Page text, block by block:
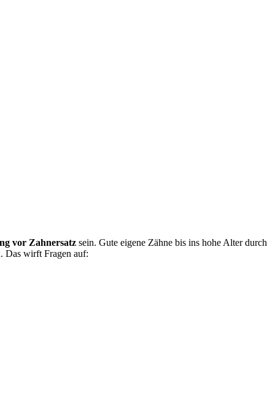
vor Zahnersatz sein. Gute eigene Zähne bis ins hohe Alter durch
Das wirft Fragen auf: